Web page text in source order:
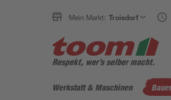
Mein Markt: Troisdorf
Werkstatt & Maschinen